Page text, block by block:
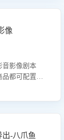
像
音影像剧本
品都可配置到
速获取影音
-八爪鱼